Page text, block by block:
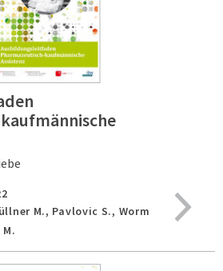
M., Pavlovic S., Worm